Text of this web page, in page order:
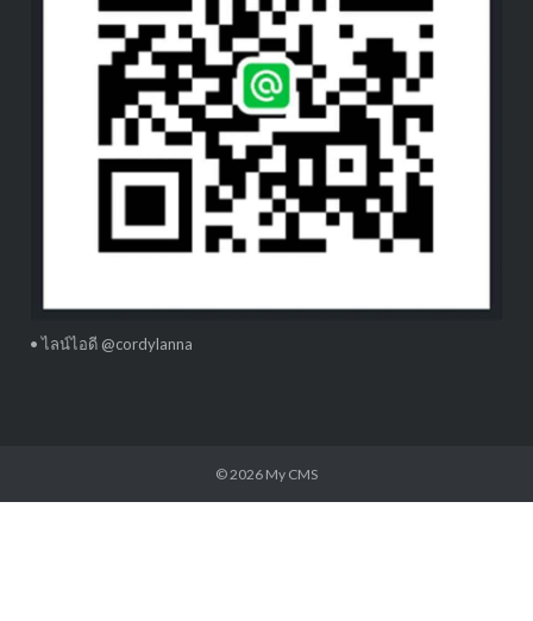
• ไลน์ไอดี @cordylanna
© 2026 My CMS